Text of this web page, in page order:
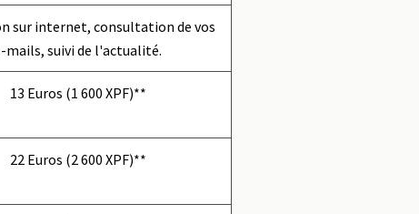
sur internet, consultation de vos
mails, suivi de l'actualité.
13 Euros (1 600 XPF)**
22 Euros (2 600 XPF)**